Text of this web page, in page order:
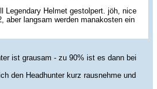
Legendary Helmet gestolpert. jöh, nice
aber langsam werden manakosten ein
ist grausam - zu 90% ist es dann bei
den Headhunter kurz rausnehme und